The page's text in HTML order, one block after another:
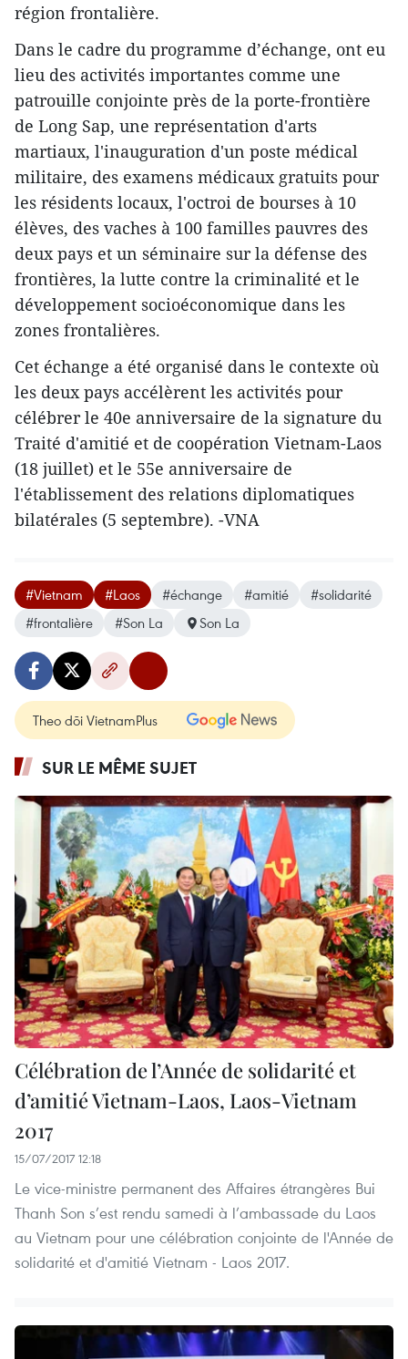
région frontalière.
Dans le cadre du programme d’échange, ont eu
lieu des activités importantes comme une
patrouille conjointe près de la porte-frontière
de Long Sap, une représentation d'arts
martiaux, l'inauguration d'un poste médical
militaire, des examens médicaux gratuits pour
les résidents locaux​, l'octroi de bourses à 10
élèves, ​des vaches à 100 ​familles pauvres des
deux pays et un séminaire sur la défense des
frontières, la lutte contre la criminalité et le
développement socioéconomique dans les
zones frontalières.
Cet échange ​a été organisé dans le contexte où
les deux pays accélèrent les activités pour
célébrer le 40e anniversaire de la signature du
Traité d'amitié et de coopération Vietnam-Laos
(18 juillet) et le 55e anniversaire de
l'établissement des relations diplomatiques
bilatérales (5 septembre). -VNA
#Vietnam #Laos #échange #amitié
#solidarité
#frontalière
#Son La Son La
Theo dõi VietnamPlus
SUR LE MÊME SUJET
Célébration de l’Année de solidarité et
d’amitié Vietnam-Laos, Laos-Vietnam
2017
15/07/2017 12:18
Le vice-ministre permanent des Affaires étrangères Bui
Thanh Son s’est rendu samedi à l’ambassade du Laos
au Vietnam pour une célébration conjointe de l'Année de
solidarité et d'amitié Vietnam - Laos 2017.